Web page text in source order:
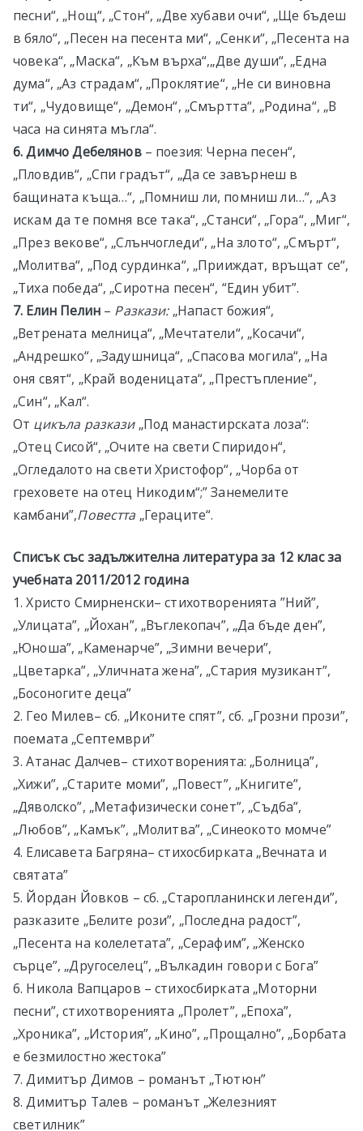
песни“, „Нощ“, „Стон“, „Две хубави очи“, „Ще бъдеш
в бяло“, „Песен на песента ми“, „Сенки“, „Песента на
човека“, „Маска“, „Към върха“,„Две души“, „Една
дума“, „Аз страдам“, „Проклятие“, „Не си виновна
ти“, „Чудовище“, „Демон“, „Смъртта“, „Родина“, „В
часа на синята мъгла“.
6. Димчо Дебелянов– поезия: Черна песен“,
„Пловдив“, „Спи градът“, „Да се завърнеш в
бащината къща…“, „Помниш ли, помниш ли…“, „Аз
искам да те помня все така“, „Станси“, „Гора“, „Миг“,
„През векове“, „Слънчогледи“, „На злото“, „Смърт“,
„Молитва“, „Под сурдинка“, „Прииждат, връщат се“,
„Тиха победа“, „Сиротна песен“, “Един убит”.
7. Елин Пелин– Разкази: „Напаст божия“,
„Ветрената мелница“, „Мечтатели“, „Косачи“,
„Андрешко“, „Задушница“, „Спасова могила“, „На
оня свят“, „Край воденицата“, „Престъпление“,
„Син“, „Кал“.
От цикъла разкази „Под манастирската лоза“:
„Отец Сисой“, „Очите на свети Спиридон“,
„Огледалото на свети Христофор“, „Чорба от
греховете на отец Никодим“;” Занемелите
камбани”,Повестта „Гераците“.
Списък със задължителна литература за 12 клас за
учебната 2011/2012година
1. Христо Смирненски– стихотворенията ”Ний”,
„Улицата”, „Йохан”, „Въглекопач”, „Да бъде ден”,
„Юноша”, „Каменарче”, „Зимни вечери”,
„Цветарка”, „Уличната жена”, „Стария музикант”,
„Босоногите деца”
2. Гео Милев– сб. „Иконите спят”, сб. „Грозни прози”,
поемата „Септември”
3. Атанас Далчев– стихотворенията: „Болница”,
„Хижи”, „Старите моми”, „Повест”, „Книгите”,
„Дяволско”, „Метафизически сонет”, „Съдба”,
„Любов”, „Камък”, „Молитва”, „Синеокото момче”
4. Елисавета Багряна– стихосбирката „Вечната и
святата”
5. Йордан Йовков – сб. „Старопланински легенди”,
разказите „Белите рози”, „Последна радост”,
„Песента на колелетата”, „Серафим”, „Женско
сърце”, „Другоселец”, „Вълкадин говори с Бога”
6. Никола Вапцаров – стихосбирката „Моторни
песни”, стихотворенията „Пролет”, „Епоха”,
„Хроника”, „История”, „Кино”, „Прощално”, „Борбата
е безмилостно жестока”
7. Димитър Димов – романът „Тютюн”
8. Димитър Талев – романът „Железният
светилник”